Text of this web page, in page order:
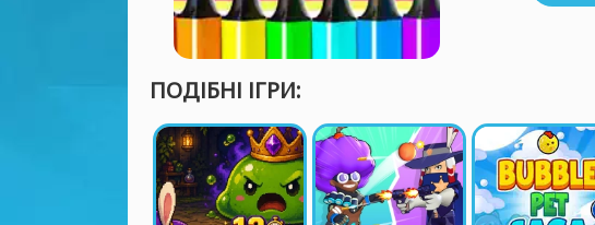
ПОДІБНІ ІГРИ: